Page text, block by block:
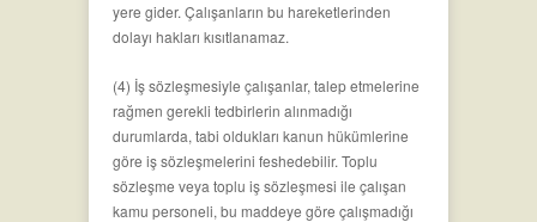
yere gider. Çalışanların bu hareketlerinden
dolayı hakları kısıtlanamaz.
(4) İş sözleşmesiyle çalışanlar, talep etmelerine
rağmen gerekli tedbirlerin alınmadığı
durumlarda, tabi oldukları kanun hükümlerine
göre iş sözleşmelerini feshedebilir. Toplu
sözleşme veya toplu iş sözleşmesi ile çalışan
kamu personeli, bu maddeye göre çalışmadığı